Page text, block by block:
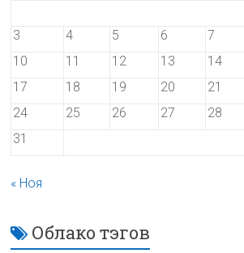
3
4 5 6 7
10
11 12 13 14
17
18 19 20 21
24
25 26 27 28
31
« Ноя
Облако тэгов